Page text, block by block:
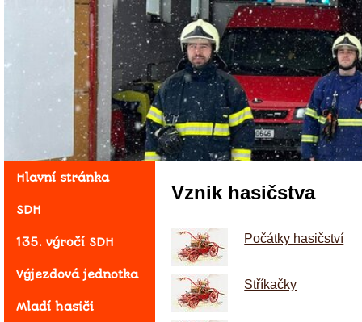
Hlavní stránka
SDH
135. výročí SDH
Výjezdová jednotka
Mladí hasiči
Vznik hasičstva
Počátky hasičství
Stříkačky